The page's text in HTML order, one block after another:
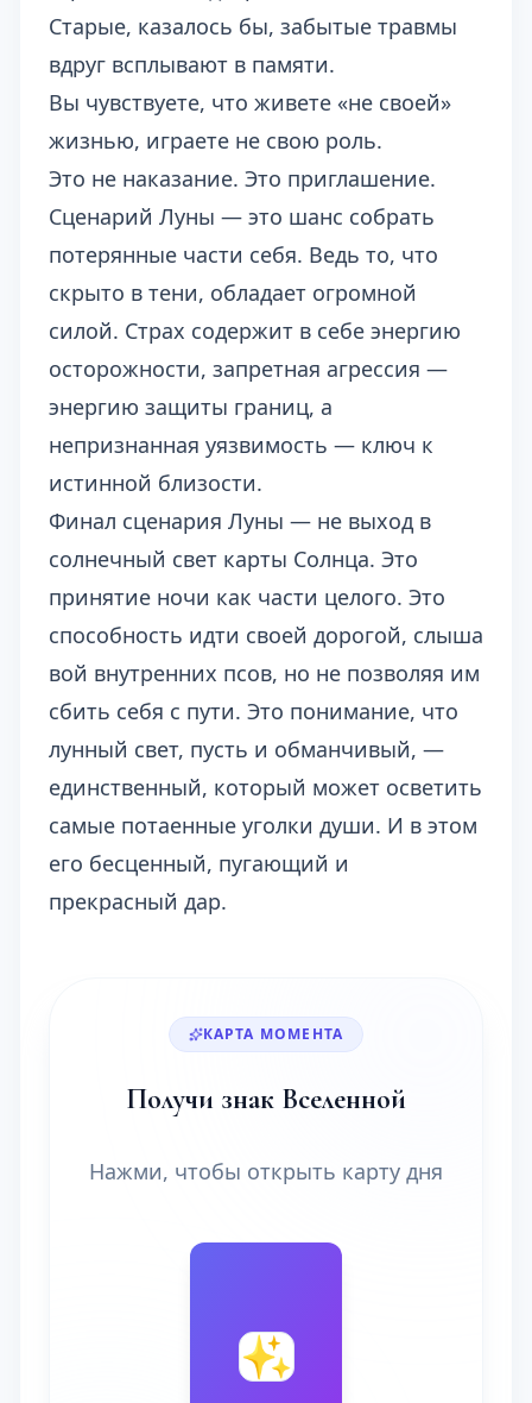
Старые, казалось бы, забытые травмы
вдруг всплывают в памяти.
Вы чувствуете, что живете «не своей»
жизнью, играете не свою роль.
Это не наказание. Это приглашение.
Сценарий Луны — это шанс собрать
потерянные части себя. Ведь то, что
скрыто в тени, обладает огромной
силой. Страх содержит в себе энергию
осторожности, запретная агрессия —
энергию защиты границ, а
непризнанная уязвимость — ключ к
истинной близости.
Финал сценария Луны — не выход в
солнечный свет карты Солнца. Это
принятие ночи как части целого. Это
способность идти своей дорогой, слыша
вой внутренних псов, но не позволяя им
сбить себя с пути. Это понимание, что
лунный свет, пусть и обманчивый, —
единственный, который может осветить
самые потаенные уголки души. И в этом
его бесценный, пугающий и
прекрасный дар.
КАРТА МОМЕНТА
Получи знак Вселенной
Нажми, чтобы открыть карту дня
🔮
✨